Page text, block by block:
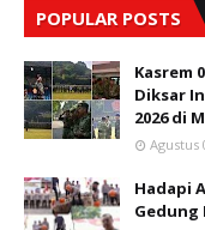
POPULAR POSTS
Kasrem
Diksar
2026 di
Agustus
Hadapi
Gedung